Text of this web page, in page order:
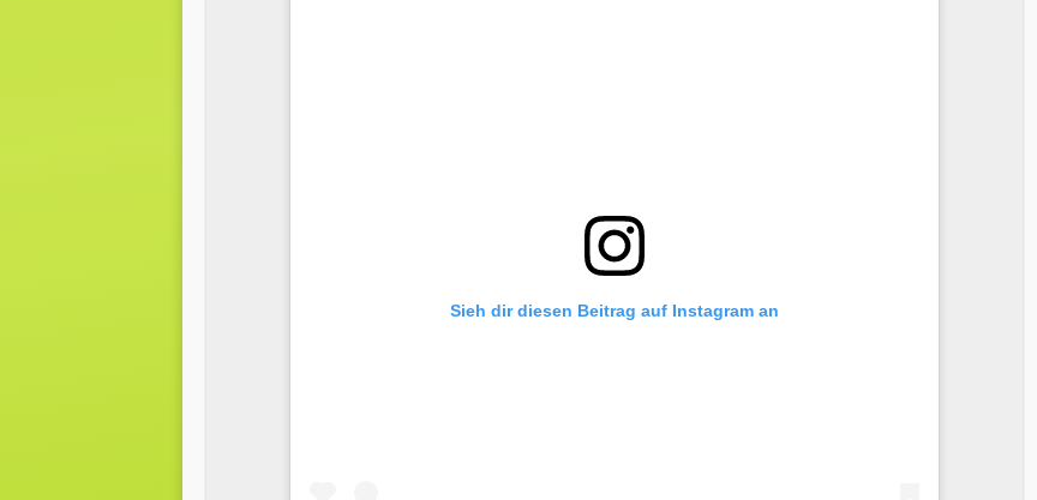
Sieh dir diesen Beitrag auf Instagram an